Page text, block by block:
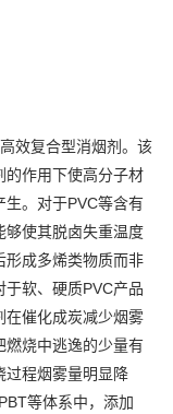
效复合型消烟剂。该
的作用下使高分子材
生。对于PVC等含有
够使其脱卤失重温度
形成多烯类物质而非
软、硬质PVC产品
在催化成炭减少烟雾
燃烧中逃逸的少量有
过程烟雾量明显降
等体系中，添加